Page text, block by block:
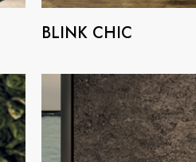
BLINK CHIC